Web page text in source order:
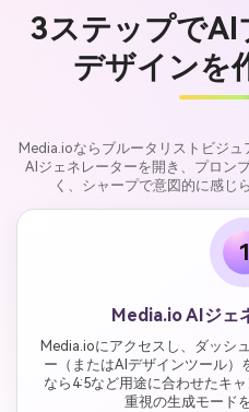
3ステップでAI
デザインを
Media.ioならブルータリストビジュ
AIジェネレーターを開き、プロン
く、シャープで意図的に感じ
Media.io AIジェ
Media.ioにアクセスし、ダッシ
ー（またはAIデザインツール）
なら4:5など用途に合わせたキ
重視の生成モード